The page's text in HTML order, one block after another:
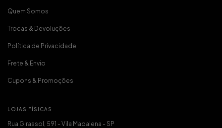
Quem Somos
Trocas & Devoluções
Política de Privacidade
Frete & Envio
Cupons & Promoções
LOJAS FÍSICAS
Rua Girassol, 591 - Vila Madalena - SP